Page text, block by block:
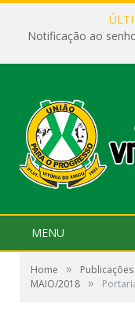
Notificação ao
MENU
Home »
MAIO/2018 »